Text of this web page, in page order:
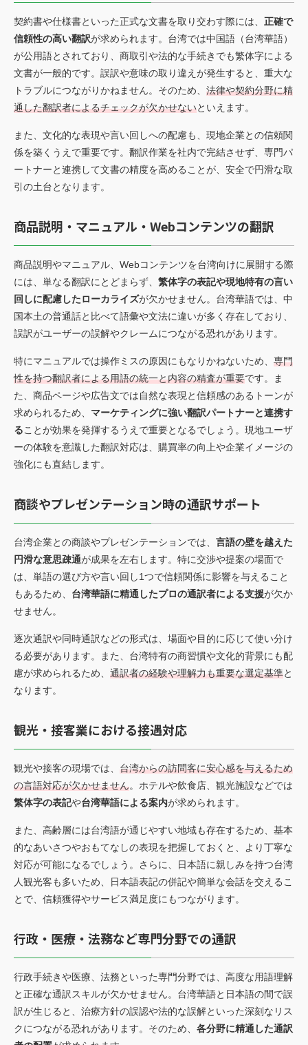
契約書や仕様書といった正式な文書を取り交わす際には、 正確で
信頼性の高い翻訳が求められます。台湾では中国語（台湾華語）
が公用語とされており、商取引や法的な手続きでも繁体字による
文書が一般的です。誤訳や意味の取り違えが発生すると、重大な
トラブルにつながりかねません。そのため、 法律や契約分野に精
通した翻訳者によるチェックが欠かせないといえます。
また、文化的な表現や言い回しへの配慮も、現地企業との信頼関
係を築くうえで重要です。翻訳作業を社内で完結させず、専門パ
ートナーと連携して文書の精度を高めることが、安全で円滑な取
引の土台となります。
商品説明・マニュアル・Webコンテンツの翻訳
商品説明やマニュアル、Webコンテンツを台湾向けに展開する際
には、単なる翻訳にとどまらず、 繁体字の表記や現地特有の言い
回しに配慮したローカライズが欠かせません。台湾華語では、中
国本土の普通話と比べて語彙や文法に違いが多く存在しており、
誤訳がユーザーの誤解やクレームにつながる恐れがあります。
特にマニュアルでは操作ミスの原因にもなりかねないため、 専門
性を持つ翻訳者による用語の統一と内容の精査が重要です。ま
た、商品ページや広告文では自然な表現と信頼感のあるトーンが
求められるため、 マーケティングに強い翻訳パートナーと連携す
ることが効果を発揮するうえで重要となるでしょう。現地ユーザ
ーの体験を意識した翻訳対応は、購買率の向上や企業イメージの
強化にも直結します。
商談やプレゼンテーション時の通訳サポート
台湾企業との商談やプレゼンテーションでは、 言語の壁を越えた
円滑な意思疎通が成果を左右します。特に交渉や提案の場面で
は、単語の選び方や言い回し1つで信頼関係に影響を与えること
もあるため、 台湾華語に精通したプロの通訳者による支援が欠か
せません。
逐次通訳や同時通訳などの形式は、場面や目的に応じて使い分け
る必要があります。また、台湾特有の商習慣や文化的背景にも配
慮が求められるため、 通訳者の経験や理解力も重要な選定基準と
なります。
観光・接客業における接遇対応
観光や接客の現場では、 台湾からの訪問客に安心感を与えるため
の言語対応が欠かせません。ホテルや飲食店、観光施設などでは
繁体字の表記や台湾華語による案内が求められます。
また、高齢層には台湾語が通じやすい地域も存在するため、基本
的なあいさつやおもてなしの表現を把握しておくと、より丁寧な
対応が可能になるでしょう。さらに、日本語に親しみを持つ台湾
人観光客も多いため、日本語表記の併記や簡単な会話を交えるこ
とで、信頼獲得やサービス満足度にもつながります。
行政・医療・法務など専門分野での通訳
行政手続きや医療、法務といった専門分野では、高度な用語理解
と正確な通訳スキルが欠かせません。台湾華語と日本語の間で誤
訳が生じると、治療方針の誤認や法的な誤解といった深刻なリス
クにつながる恐れがあります。そのため、 各分野に精通した通訳